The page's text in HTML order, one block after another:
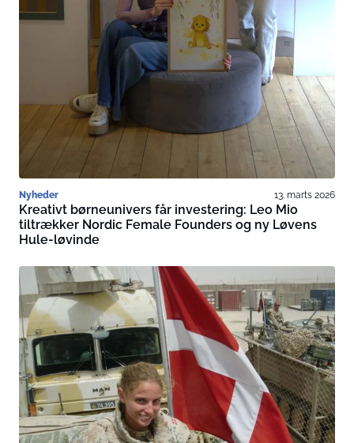
Nyheder 13. marts 2026
Kreativt børneunivers får investering: Leo Mio
tiltrækker Nordic Female Founders og ny Løvens
Hule-løvinde